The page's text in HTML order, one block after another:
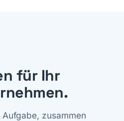
für Ihr
zusammen